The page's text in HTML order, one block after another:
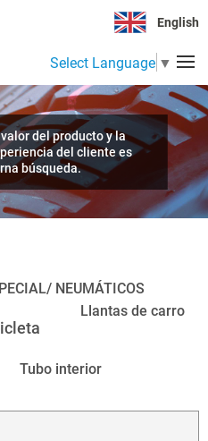
English
Select Language ▼
del producto y la
del cliente es
búsqueda.
NEUMÁTICOS
Llantas de carro
Tubo interior